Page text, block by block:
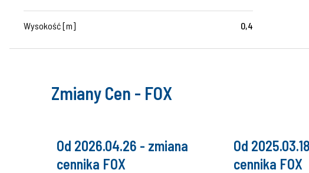
Wysokość [m] 0,4
Zmiany Cen - FOX
Od 2026.04.26 - zmiana
cennika FOX
Od
cennika FOX